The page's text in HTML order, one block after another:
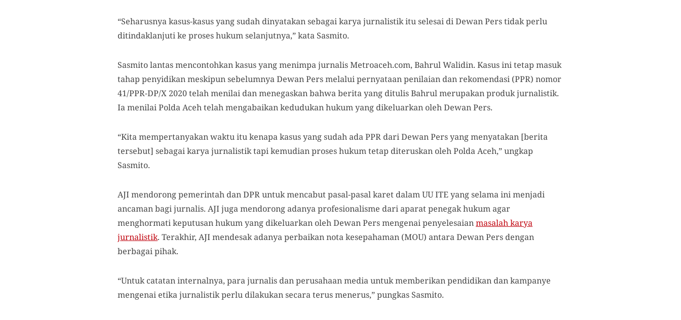
“Seharusnya kasus-kasus yang sudah dinyatakan sebagai karya jurnalistik itu selesai di Dewan Pers tidak perlu
ditindaklanjuti ke proses hukum selanjutnya,” kata Sasmito.
Sasmito lantas mencontohkan kasus yang menimpa jurnalis Metroaceh.com, Bahrul Walidin. Kasus ini tetap masuk
tahap penyidikan meskipun sebelumnya Dewan Pers melalui pernyataan penilaian dan rekomendasi (PPR) nomor
41/PPR-DP/X 2020 telah menilai dan menegaskan bahwa berita yang ditulis Bahrul merupakan produk jurnalistik.
Ia menilai Polda Aceh telah mengabaikan kedudukan hukum yang dikeluarkan oleh Dewan Pers.
“Kita mempertanyakan waktu itu kenapa kasus yang sudah ada PPR dari Dewan Pers yang menyatakan [berita
tersebut] sebagai karya jurnalistik tapi kemudian proses hukum tetap diteruskan oleh Polda Aceh,” ungkap
Sasmito.
AJI mendorong pemerintah dan DPR untuk mencabut pasal-pasal karet dalam UU ITE yang selama ini menjadi
ancaman bagi jurnalis. AJI juga mendorong adanya profesionalisme dari aparat penegak hukum agar
menghormati keputusan hukum yang dikeluarkan oleh Dewan Pers mengenai penyelesaianmasalah karya
jurnalistik. Terakhir, AJI mendesak adanya perbaikan nota kesepahaman (MOU) antara Dewan Pers dengan
berbagai pihak.
“Untuk catatan internalnya, para jurnalis dan perusahaan media untuk memberikan pendidikan dan kampanye
mengenai etika jurnalistik perlu dilakukan secara terus menerus,” pungkas Sasmito.